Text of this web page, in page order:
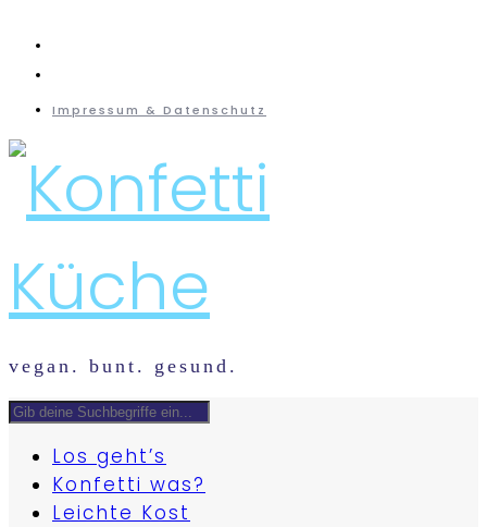
Impressum & Datenschutz
vegan. bunt. gesund.
Los geht’s
Konfetti was?
Leichte Kost